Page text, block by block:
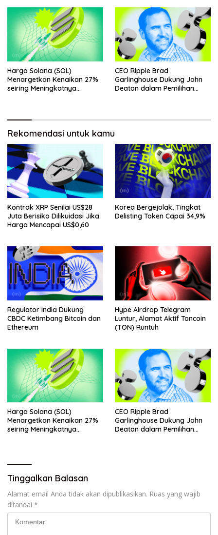
Harga Solana (SOL)
Menargetkan Kenaikan 27%
seiring Meningkatnya
CEO Ripple Brad
Garlinghouse Dukung John
Deaton dalam Pemilihan
Rekomendasi untuk kamu
Kontrak XRP Senilai US$28
Juta Berisiko Dilikuidasi Jika
Harga Mencapai US$0,60
Korea Bergejolak, Tingkat
Delisting Token Capai 34,9%
Regulator India Dukung
CBDC Ketimbang Bitcoin dan
Ethereum
Hype Airdrop Telegram
Luntur, Alamat Aktif Toncoin
(TON) Runtuh
Harga Solana (SOL)
Menargetkan Kenaikan 27%
seiring Meningkatnya
CEO Ripple Brad
Garlinghouse Dukung John
Deaton dalam Pemilihan
Tinggalkan Balasan
Alamat email Anda tidak akan dipublikasikan. Ruas yang wajib
ditandai *